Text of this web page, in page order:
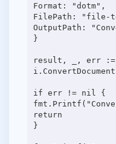
Format: "dotm",
FilePath: "file-
OutputPath:
}
result, _, err :=
if err != nil {
return
}